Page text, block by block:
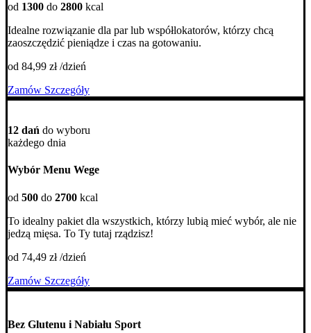
od 1300 do 2800 kcal
Idealne rozwiązanie dla par lub współlokatorów, którzy chcą
zaoszczędzić pieniądze i czas na gotowaniu.
od 84,99 zł /dzień
Zamów Szczegóły
12 dań do wyboru
każdego dnia
Wybór Menu Wege
od 500 do 2700 kcal
To idealny pakiet dla wszystkich, którzy lubią mieć wybór, ale nie
jedzą mięsa. To Ty tutaj rządzisz!
od 74,49 zł /dzień
Zamów Szczegóły
Bez Glutenu i Nabiału Sport